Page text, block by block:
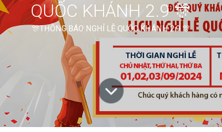
QUỐC KHÁNH 2.9 🎊
🎊THÔNG BÁO NGHỈ LỄ QUỐC KHÁNH 2.9 🎊